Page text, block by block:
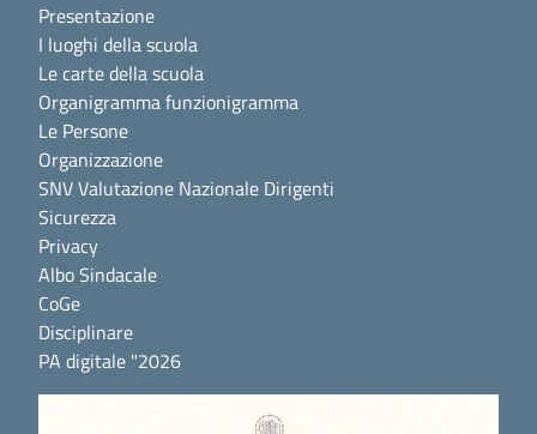
Presentazione
I luoghi della scuola
Le carte della scuola
Organigramma funzionigramma
Le Persone
Organizzazione
SNV Valutazione Nazionale Dirigenti
Sicurezza
Privacy
Albo Sindacale
CoGe
Disciplinare
PA digitale "2026